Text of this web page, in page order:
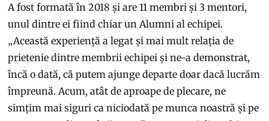
A fost formată în 2018 și are 11 membri și 3 mentori,
unul dintre ei fiind chiar un Alumni al echipei.
„Această experiență a legat și mai mult relația de
prietenie dintre membrii echipei și ne-a demonstrat,
încă o dată, că putem ajunge departe doar dacă lucrăm
împreună. Acum, atât de aproape de plecare, ne
simțim mai siguri ca niciodată pe munca noastră și pe